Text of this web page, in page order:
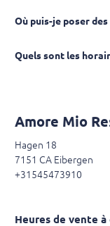
Où puis-je poser
Quels sont les
Amore Mio
Hagen 18
7151 CA Eibergen
+31545473910
Heures de vente